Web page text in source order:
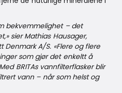
bekvemmelighet – det
sier Mathias Hausager,
Denmark A/S. «Flere og flere
som gjør det enkeltt å
BRITAs vannfilterflasker blir
vann – når som helst og